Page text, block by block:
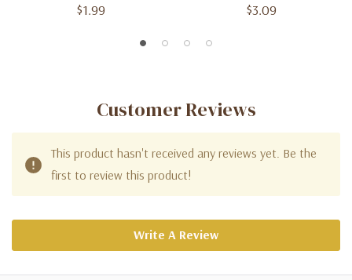
$1.99 $3.09
Customer Reviews
This product hasn't received any reviews yet. Be the
first to review this product!
Write A Review